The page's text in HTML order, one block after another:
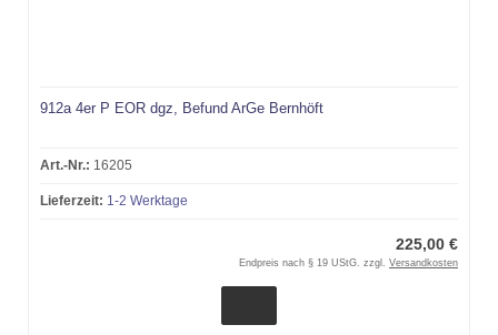
912a 4er P EOR dgz, Befund ArGe Bernhöft
Art.-Nr.: 16205
Lieferzeit: 1-2 Werktage
225,00 €
Endpreis nach § 19 UStG. zzgl. Versandkosten